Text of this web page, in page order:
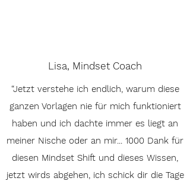
Lisa, Mindset Coach
“Jetzt verstehe ich endlich, warum diese
ganzen Vorlagen nie für mich funktioniert
haben und ich dachte immer es liegt an
meiner Nische oder an mir... 1000 Dank für
diesen Mindset Shift und dieses Wissen,
jetzt wirds abgehen, ich schick dir die Tage